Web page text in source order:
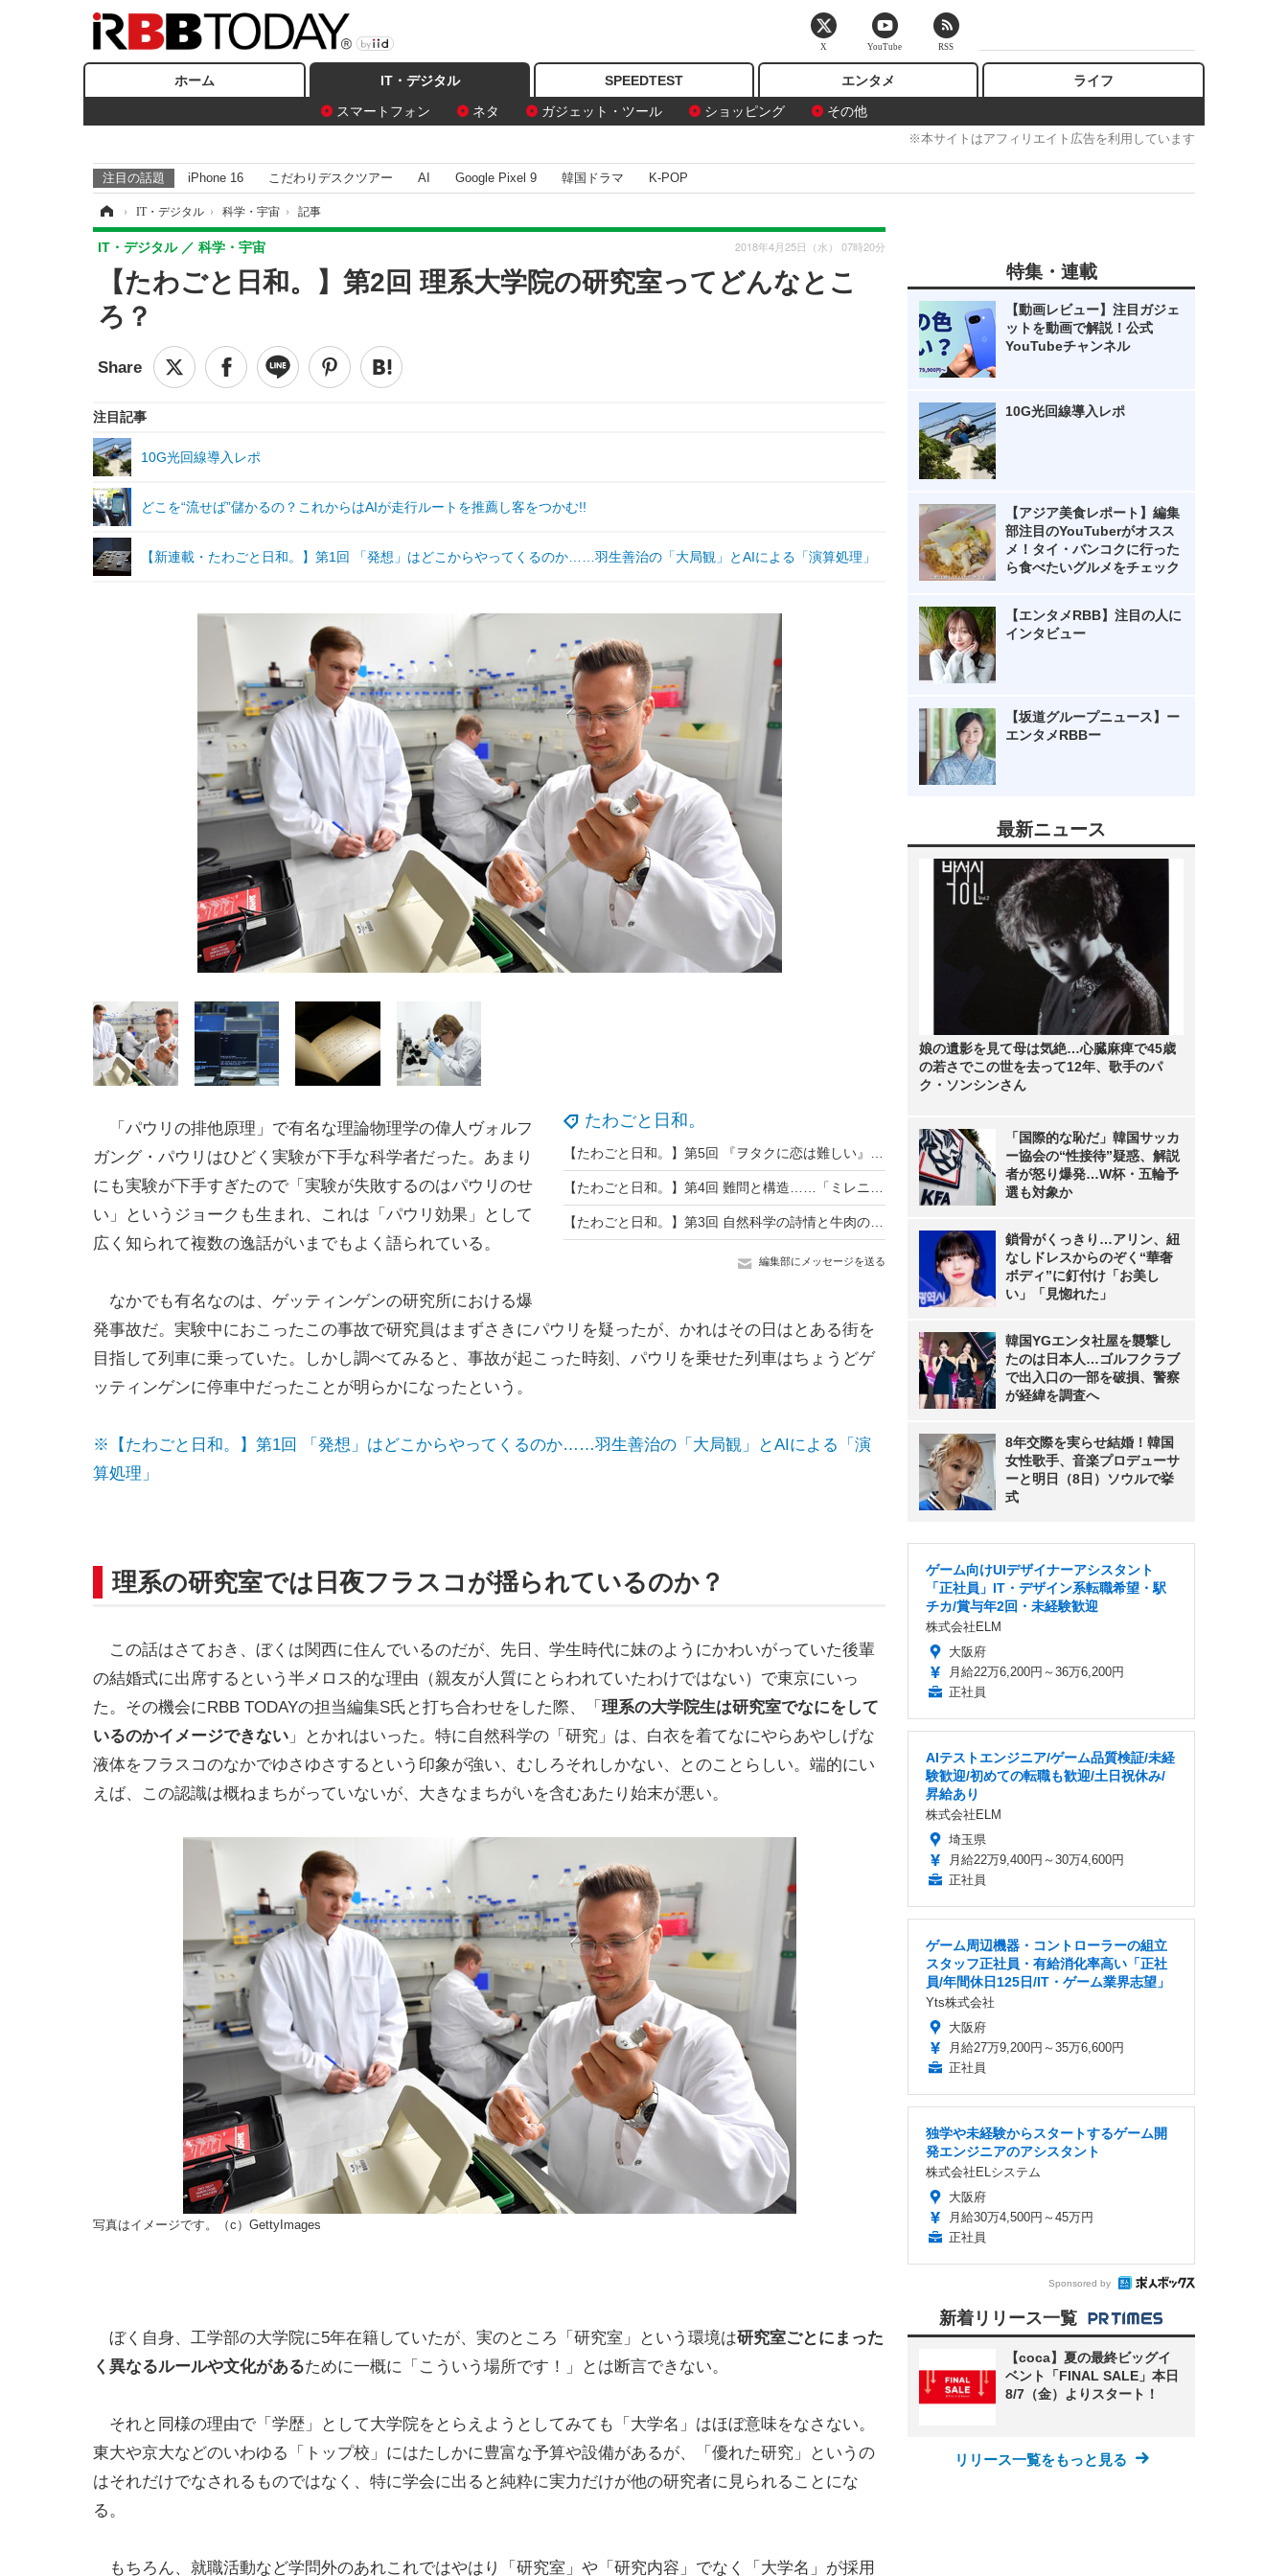
ホーム
IT・デジタル
スマートフォン
ネタ ガジェット・ツール ショッピング その他
SPEEDTEST エンタメ ライフ
※本サイトはアフィリエイト広告を利用しています
注目の話題 iPhone 16 こだわりデスクツアー AI Google Pixel 9 韓国ドラマ K-POP
› IT・デジタル › 科学・宇宙 › 記事
【たわごと日和。】第2回 理系大学院の研究室ってどんなとこ
ろ？
IT・デジタル 科学・宇宙 2018年4月25日（水） 07時20分
注目記事
10G光回線導入レポ
どこを“流せば”儲かるの？これからはAIが走行ルートを推薦し客をつかむ!!
【新連載・たわごと日和。】第1回 「発想」はどこからやってくるのか……羽生善治の「大局観」とAIによる「演算処理」
たわごと日和。
編集部にメッセージを送る
「パウリの排他原理」で有名な理論物理学の偉人ヴォルフ
ガング・パウリはひどく実験が下手な科学者だった。あまり
にも実験が下手すぎたので「実験が失敗するのはパウリのせ
い」というジョークも生まれ、これは「パウリ効果」として
広く知られて複数の逸話がいまでもよく語られている。
なかでも有名なのは、ゲッティンゲンの研究所における爆
発事故だ。実験中におこったこの事故で研究員はまずさきにパウリを疑ったが、かれはその日はとある街を
目指して列車に乗っていた。しかし調べてみると、事故が起こった時刻、パウリを乗せた列車はちょうどゲ
ッティンゲンに停車中だったことが明らかになったという。
※【たわごと日和。】第1回 「発想」はどこからやってくるのか……羽生善治の「大局観」とAIによる「演
算処理」
理系の研究室では日夜フラスコが揺られているのか？
この話はさておき、ぼくは関西に住んでいるのだが、先日、学生時代に妹のようにかわいがっていた後輩
の結婚式に出席するという半メロス的な理由（親友が人質にとらわれていたわけではない）で東京にいっ
た。その機会にRBB TODAYの担当編集S氏と打ち合わせをした際、「 理系の大学院生は研究室でなにをして
いるのかイメージできない 」とかれはいった。特に自然科学の「研究」は、白衣を着てなにやらあやしげな
液体をフラスコのなかでゆさゆさするという印象が強い、むしろそれしかない、とのことらしい。端的にい
えば、この認識は概ねまちがっていないが、大きなまちがいを含むあたり始末が悪い。
写真はイメージです。（c）GettyImages
ぼく自身、工学部の大学院に5年在籍していたが、実のところ「研究室」という環境は研究室ごとにまった
く異なるルールや文化があるために一概に「こういう場所です！」とは断言できない。
それと同様の理由で「学歴」として大学院をとらえようとしてみても「大学名」はほぼ意味をなさない。
東大や京大などのいわゆる「トップ校」にはたしかに豊富な予算や設備があるが、「優れた研究」というの
はそれだけでなされるものではなく、特に学会に出ると純粋に実力だけが他の研究者に見られることにな
る。
もちろん、就職活動など学問外のあれこれではやはり「研究室」や「研究内容」でなく「大学名」が採用
特集・連載
【動画レビュー】注目ガジェ
ットを動画で解説！公式
YouTubeチャンネル
10G光回線導入レポ
【アジア美食レポート】編集
部注目のYouTuberがオスス
メ！タイ・バンコクに行った
ら食べたいグルメをチェック
【エンタメRBB】注目の人に
インタビュー
【坂道グループニュース】ー
エンタメRBBー
最新ニュース
娘の遺影を見て母は気絶…心臓麻痺で45歳
の若さでこの世を去って12年、歌手のパ
ク・ソンシンさん
「国際的な恥だ」韓国サッカ
ー協会の“性接待”疑惑、解説
者が怒り爆発…W杯・五輪予
選も対象か
鎖骨がくっきり…アリン、紐
なしドレスからのぞく“華奢
ボディ”に釘付け「お美し
い」「見惚れた」
韓国YGエンタ社屋を襲撃し
たのは日本人…ゴルフクラブ
で出入口の一部を破損、警察
が経緯を調査へ
8年交際を実らせ結婚！韓国
女性歌手、音楽プロデューサ
ーと明日（8日）ソウルで挙
式
ゲーム向けUIデザイナーアシスタント
「正社員」IT・デザイン系転職希望・駅
チカ/賞与年2回・未経験歓迎
株式会社ELM
大阪府
月給22万6,200円～36万6,200円
正社員
AIテストエンジニア/ゲーム品質検証/未経
験歓迎/初めての転職も歓迎/土日祝休み/
昇給あり
株式会社ELM
埼玉県
月給22万9,400円～30万4,600円
正社員
ゲーム周辺機器・コントローラーの組立
スタッフ正社員・有給消化率高い「正社
員/年間休日125日/IT・ゲーム業界志望」
Yts株式会社
大阪府
月給27万9,200円～35万6,600円
正社員
独学や未経験からスタートするゲーム開
発エンジニアのアシスタント
株式会社ELシステム
大阪府
月給30万4,500円～45万円
正社員
Sponsored by
新着リリース一覧
【coca】夏の最終ビッグイ
ベント「FINAL SALE」本日
8/7（金）よりスタート！
リリース一覧をもっと見る
X YouTube RSS